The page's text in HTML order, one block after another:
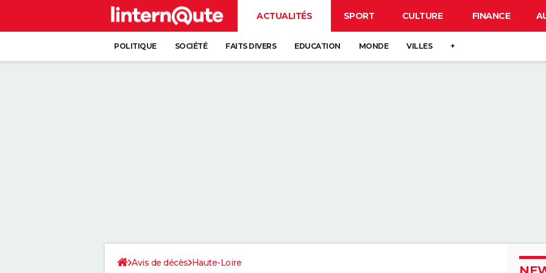
ACTUALITÉS SPORT CULTURE FINANCE
POLITIQUE SOCIÉTÉ FAITS DIVERS EDUCATION MONDE VILLES +
Avis de décès Haute-Loire